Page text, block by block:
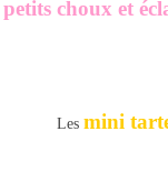
petits choux et
Les mini